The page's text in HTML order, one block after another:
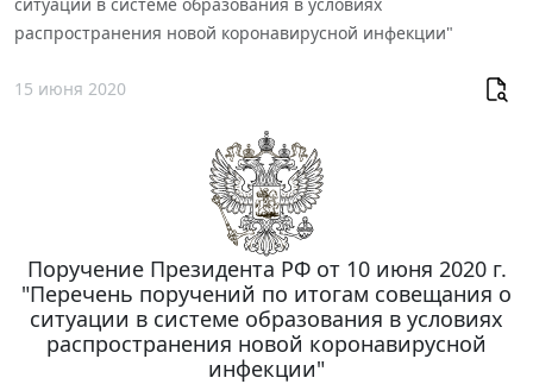
распространения новой коронавирусной инфекции"
15 июня 2020
Поручение Президента РФ от 10 июня 2020 г.
"Перечень поручений по итогам совещания о
ситуации в системе образования в условиях
распространения новой коронавирусной
инфекции"